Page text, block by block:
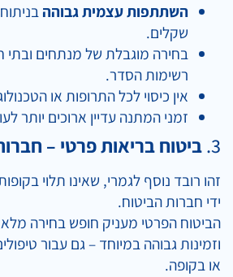
השתתפות עצמית גבוהה
שקלים.
בחירה מוגבלת של מנתחים ובתי
רשימות הסדר.
אין כיסוי לכל התרופות או
זמני המתנה עדיין ארוכים יותר
3. ביטוח בריאות פרטי –
זהו רובד נוסף לגמרי, שאינו תלוי
ידי חברות הביטוח.
הביטוח הפרטי מעניק חופש בחירה מלא,
וזמינות גבוהה במיוחד – גם עבור
או בקופה.